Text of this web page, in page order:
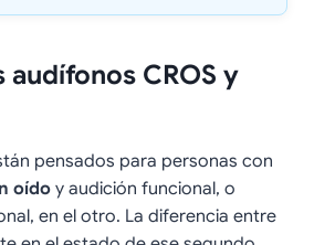
audífonos CROS y
pensados para personas con
oído y audición funcional, o
en el otro. La diferencia entre